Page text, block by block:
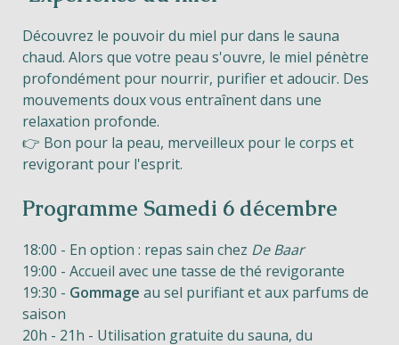
Découvrez le pouvoir du miel pur dans le sauna
chaud. Alors que votre peau s'ouvre, le miel pénètre
profondément pour nourrir, purifier et adoucir. Des
mouvements doux vous entraînent dans une
relaxation profonde.
👉 Bon pour la peau, merveilleux pour le corps et
revigorant pour l'esprit.
Programme Samedi 6 décembre
18:00 - En option : repas sain chez De Baar
19:00 - Accueil avec une tasse de thé revigorante
19:30 - Gommage au sel purifiant et aux parfums de
saison
20h - 21h - Utilisation gratuite du sauna, du